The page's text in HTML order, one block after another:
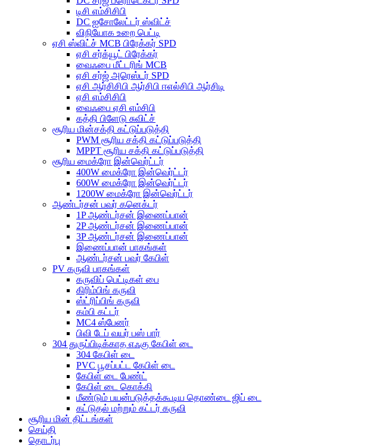
டிசி எம்சிசிபி
DC ஐசோலேட்டர் ஸ்விட்ச்
விநியோக உறை பெட்டி
ஏசி ஸ்விட்ச் MCB பிரேக்கர் SPD
ஏசி சர்க்யூட் பிரேக்கர்
வைஃபை மீட்டரிங் MCB
ஏசி சர்ஜ் அரெஸ்டர் SPD
ஏசி ஆர்சிசிபி ஆர்சிபி ஈஎல்சிபி ஆர்சிடி
ஏசி எம்சிசிபி
வைஃபை ஏசி எம்சிபி
கத்தி பிளேடு சுவிட்ச்
சூரிய மின்சக்தி கட்டுப்படுத்தி
PWM சூரிய சக்தி கட்டுப்படுத்தி
MPPT சூரிய சக்தி கட்டுப்படுத்தி
சூரிய மைக்ரோ இன்வெர்ட்டர்
400W மைக்ரோ இன்வெர்ட்டர்
600W மைக்ரோ இன்வெர்ட்டர்
1200W மைக்ரோ இன்வெர்ட்டர்
ஆண்டர்சன் பவர் கனெக்டர்
1P ஆண்டர்சன் இணைப்பான்
2P ஆண்டர்சன் இணைப்பான்
3P ஆண்டர்சன் இணைப்பான்
இணைப்பான் பாகங்கள்
ஆண்டர்சன் பவர் கேபிள்
PV கருவி பாகங்கள்
கருவிப் பெட்டிகள் பை
கிரிம்பிங் கருவி
ஸ்ட்ரிப்பிங் கருவி
கம்பி கட்டர்
MC4 ஸ்பேனர்
பிவி டேப் வயர் பஸ் பார்
304 துருப்பிடிக்காத எஃகு கேபிள் டை
304 கேபிள் டை
PVC பூசப்பட்ட கேபிள் டை
கேபிள் டை பேண்ட்
கேபிள் டை கொக்கி
மீண்டும் பயன்படுத்தக்கூடிய தொண்டை ஜிப் டை
கட்டுதல் மற்றும் கட்டர் கருவி
சூரிய மின் திட்டங்கள்
செய்தி
தொடர்பு